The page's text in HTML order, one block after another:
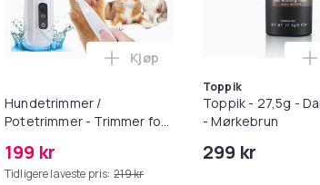
til HDMI-omformer 1080p i handlekurven
Hundetrimmer /
Potetrimmer - Trimmer for
199 kr
Tidligere laveste pris: 219 kr
Legg Hundetrimmer /
Kjøp
Toppik
Toppik - 27,5g -
- Mørkebrun
299 kr